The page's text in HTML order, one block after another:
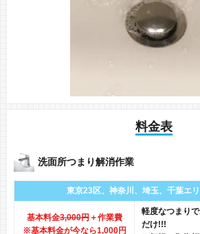
料金表
洗面所つまり解消作業
東京23区、神奈川、 埼玉、千葉エ
基本料金3,000円＋作業費
※基本料金が今なら1,000円
軽度なつまり
だけ!!!